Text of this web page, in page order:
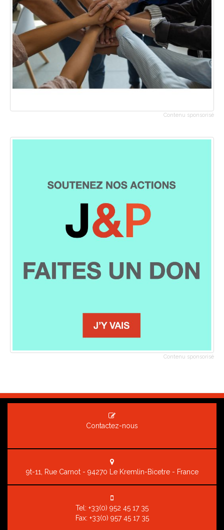
Contenu sponsorisé
Contenu sponsorisé
Contactez-nous
9t-11, Rue Carnot - 94270 Le Kremlin-Bicetre - France
Tel: +33(0) 952 45 17 35
Fax: +33(0) 957 45 17 35